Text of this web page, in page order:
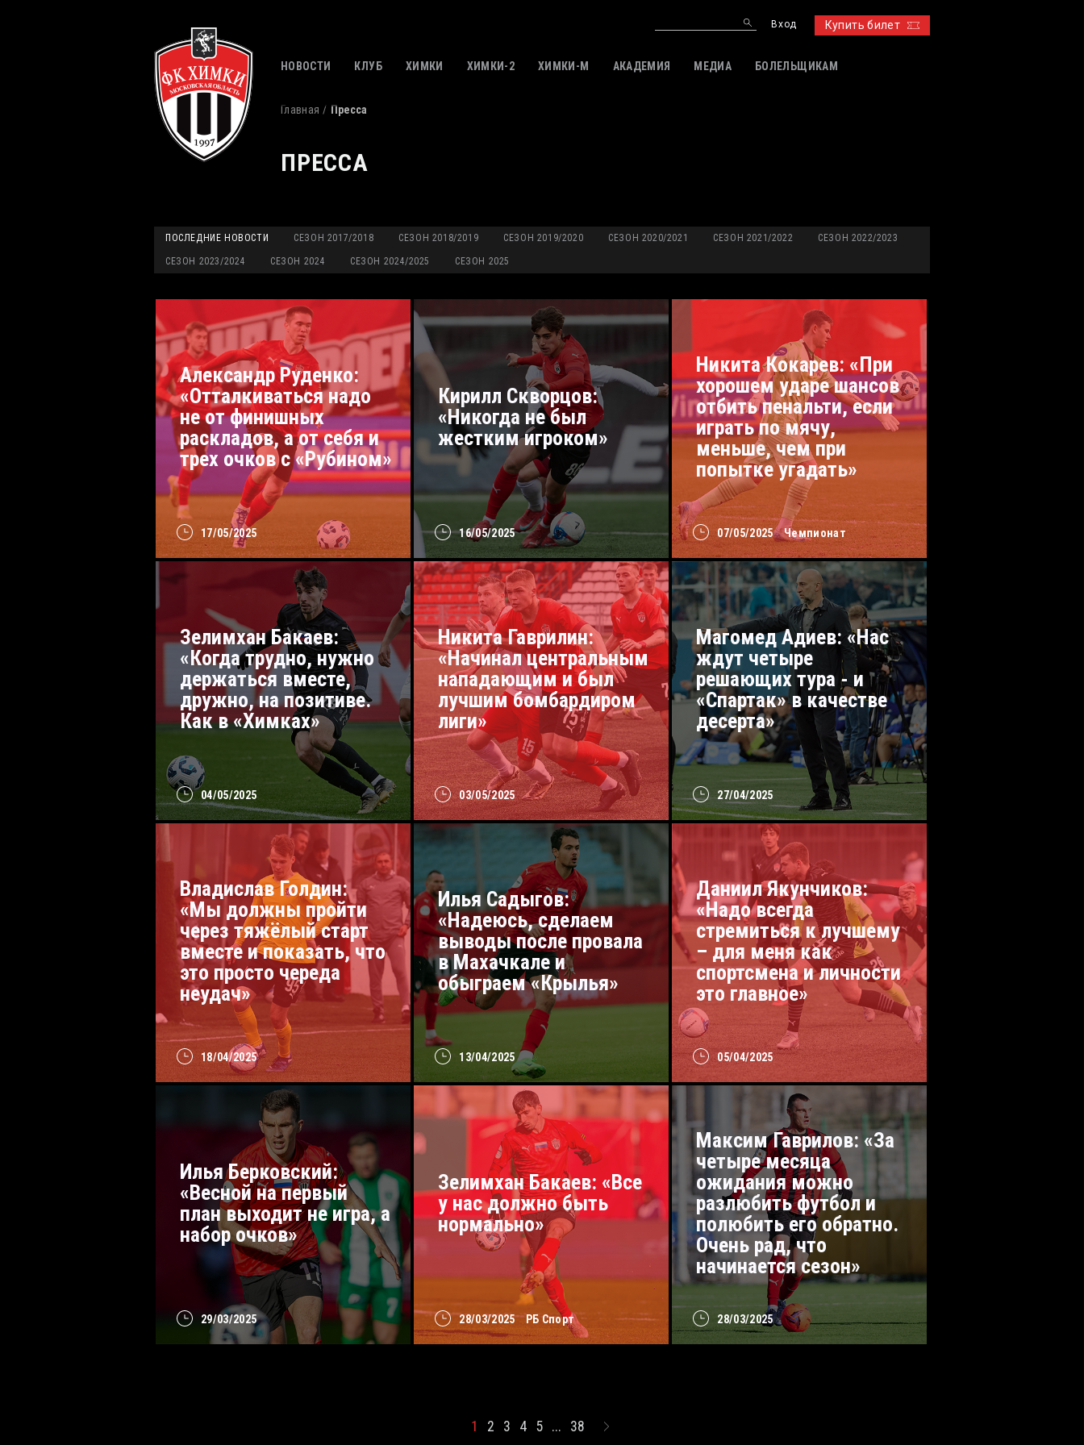
Купить билет
Вход
НОВОСТИ КЛУБ ХИМКИ ХИМКИ-2 ХИМКИ-M АКАДЕМИЯ МЕДИА БОЛЕЛЬЩИКАМ
Главная Пресса
ПРЕССА
ПОСЛЕДНИЕ НОВОСТИ СЕЗОН 2017/2018 СЕЗОН 2018/2019 СЕЗОН 2019/2020 СЕЗОН 2020/2021 СЕЗОН 2021/2022 СЕЗОН 2022/2023
СЕЗОН 2023/2024 СЕЗОН 2024 СЕЗОН 2024/2025 СЕЗОН 2025
17/05/2025
Александр Руденко:
«Отталкиваться надо
не от финишных
раскладов, а от себя и
трех очков с «Рубином»
16/05/2025
Кирилл Скворцов:
«Никогда не был
жестким игроком»
07/05/2025 Чемпионат
Никита Кокарев: «При
хорошем ударе шансов
отбить пенальти, если
играть по мячу,
меньше, чем при
попытке угадать»
04/05/2025
Зелимхан Бакаев:
«Когда трудно, нужно
держаться вместе,
дружно, на позитиве.
Как в «Химках»
03/05/2025
Никита Гаврилин:
«Начинал центральным
нападающим и был
лучшим бомбардиром
лиги»
27/04/2025
Магомед Адиев: «Нас
ждут четыре
решающих тура - и
«Спартак» в качестве
десерта»
18/04/2025
Владислав Голдин:
«Мы должны пройти
через тяжёлый старт
вместе и показать, что
это просто череда
неудач»
13/04/2025
Илья Садыгов:
«Надеюсь, сделаем
выводы после провала
в Махачкале и
обыграем «Крылья»
05/04/2025
Даниил Якунчиков:
«Надо всегда
стремиться к лучшему
– для меня как
спортсмена и личности
это главное»
29/03/2025
Илья Берковский:
«Весной на первый
план выходит не игра, а
набор очков»
28/03/2025 РБ Спорт
Зелимхан Бакаев: «Все
у нас должно быть
нормально»
28/03/2025
Максим Гаврилов: «За
четыре месяца
ожидания можно
разлюбить футбол и
полюбить его обратно.
Очень рад, что
начинается сезон»
1 2 3 4 5 ... 38